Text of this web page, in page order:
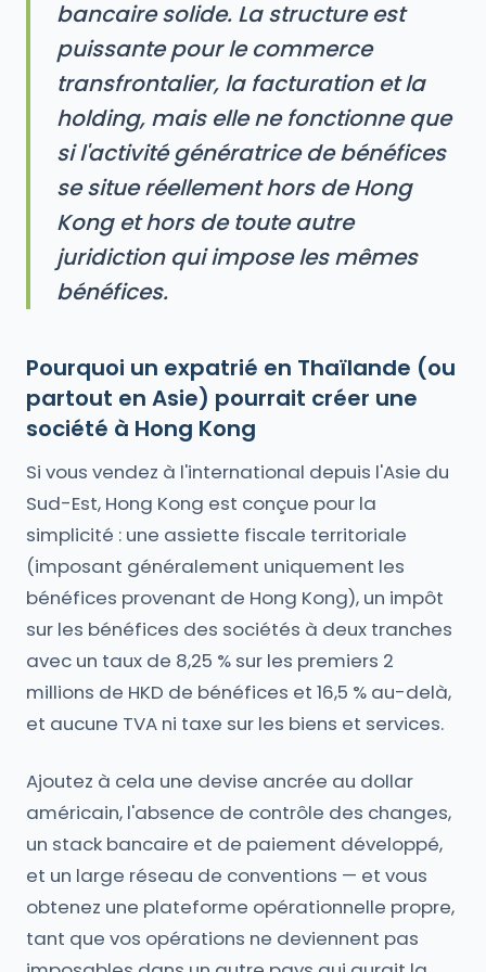
bancaire solide. La structure est
puissante pour le commerce
transfrontalier, la facturation et la
holding, mais elle ne fonctionne que
si l'activité génératrice de bénéfices
se situe réellement hors de Hong
Kong et hors de toute autre
juridiction qui impose les mêmes
bénéfices.
Pourquoi un expatrié en Thaïlande (ou
partout en Asie) pourrait créer une
société à Hong Kong
Si vous vendez à l'international depuis l'Asie du
Sud-Est, Hong Kong est conçue pour la
simplicité : une assiette fiscale territoriale
(imposant généralement uniquement les
bénéfices provenant de Hong Kong), un impôt
sur les bénéfices des sociétés à deux tranches
avec un taux de 8,25 % sur les premiers 2
millions de HKD de bénéfices et 16,5 % au-delà,
et aucune TVA ni taxe sur les biens et services.
Ajoutez à cela une devise ancrée au dollar
américain, l'absence de contrôle des changes,
un stack bancaire et de paiement développé,
et un large réseau de conventions — et vous
obtenez une plateforme opérationnelle propre,
tant que vos opérations ne deviennent pas